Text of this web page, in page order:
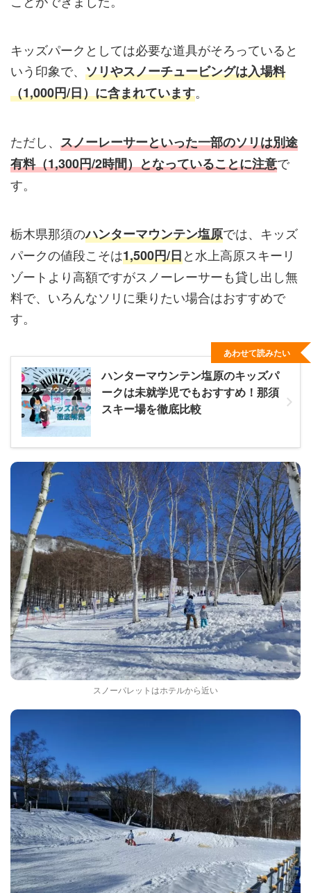
キッズパークとしては必要な道具がそろっていると
いう印象で、 ソリやスノーチュービングは入場料
（1,000円/日）に含まれています。
ただし、 スノーレーサーといった一部のソリは別途
有料（1,300円/2時間）となっていることに注意で
す。
栃木県那須のハンターマウンテン塩原では、キッズ
パークの値段こそは1,500円/日と水上高原スキーリ
ゾートより高額ですがスノーレーサーも貸し出し無
料で、いろんなソリに乗りたい場合はおすすめで
す。
ハンターマウンテン塩原のキッズパ
ークは未就学児でもおすすめ！那須
スキー場を徹底比較
あわせて読みたい
スノーパレットはホテルから近い